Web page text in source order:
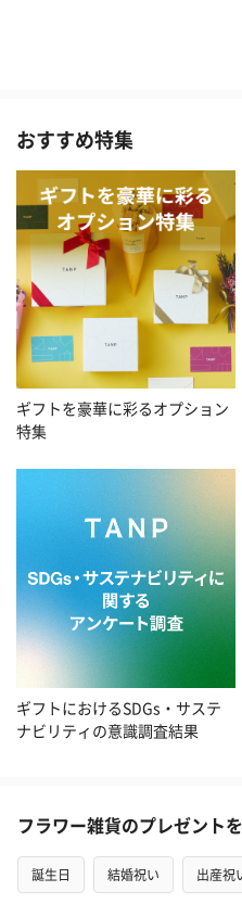
おすすめ特集
ギフトを豪華に彩るオプション
特集
ギフトにおけるSDGs・サステ
ナビリティの意識調査結果
フラワー雑貨のプレゼント
誕生日 結婚祝い 出産祝